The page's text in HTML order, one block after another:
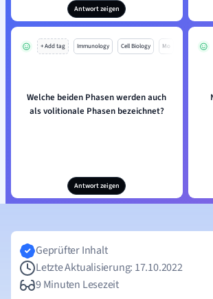
Antwort zeigen
+ Add tag Immunology Cell Biology Mo
Welche beiden Phasen werden auch
als volitionale Phasen bezeichnet?
Antwort zeigen
Geprüfter Inhalt
Letzte Aktualisierung: 17.10.2022
9 Minuten Lesezeit